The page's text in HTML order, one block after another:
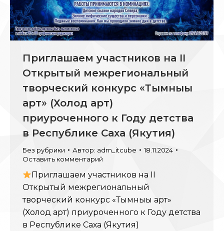
Приглашаем участников на II
Открытый межрегиональный
творческий конкурс «Тымныы
арт» (Холод арт)
приуроченного к Году детства
в Республике Саха (Якутия)
Без рубрики Автор: adm_itcube
18.11.2024
Оставить комментарий
Приглашаем участников на II
Открытый межрегиональный
творческий конкурс «Тымныы арт»
(Холод арт) приуроченного к Году детства
в Республике Саха (Якутия)